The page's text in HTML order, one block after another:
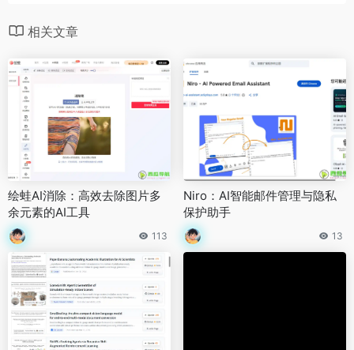
相关文章
绘蛙AI消除：高效去除图片多
余元素的AI工具
113
Niro：AI智能邮件管理与隐私
保护助手
13